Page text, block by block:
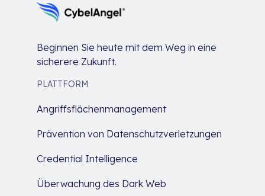
Beginnen Sie heute mit dem Weg in eine
sicherere Zukunft.
PLATTFORM
Angriffsflächenmanagement
Prävention von Datenschutzverletzungen
Credential Intelligence
Überwachung des Dark Web